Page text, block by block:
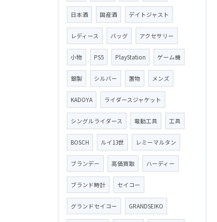
日本酒 国産酒 デイトジャスト
レディース バッグ アクセサリー
小物 PS5 PlayStation ゲーム機
銀製 シルバー 置物 メンズ
KADOYA ライダースジャケット
シングルライダース 電動工具 工具
BOSCH ルイ13世 レミーマルタン
ブランデー 高価買取 ハーディー
ブランド時計 セイコー
グランドセイコー GRANDSEIKO